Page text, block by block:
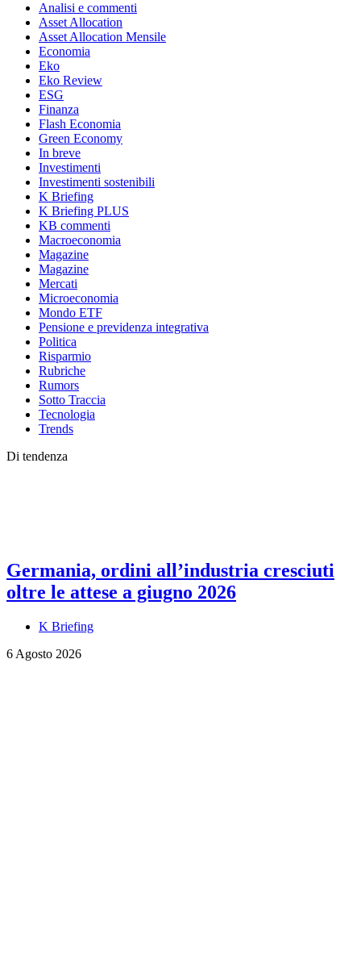
Analisi e commenti
Asset Allocation
Asset Allocation Mensile
Economia
Eko
Eko Review
ESG
Finanza
Flash Economia
Green Economy
In breve
Investimenti
Investimenti sostenibili
K Briefing
K Briefing PLUS
KB commenti
Macroeconomia
Magazine
Magazine
Mercati
Microeconomia
Mondo ETF
Pensione e previdenza integrativa
Politica
Risparmio
Rubriche
Rumors
Sotto Traccia
Tecnologia
Trends
Di tendenza
Germania, ordini all’industria cresciuti
oltre le attese a giugno 2026
K Briefing
6 Agosto 2026